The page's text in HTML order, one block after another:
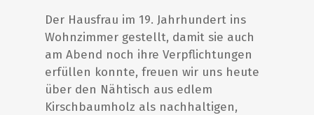
Der Hausfrau im 19. Jahrhundert ins
Wohnzimmer gestellt, damit sie auch
am Abend noch ihre Verpflichtungen
erfüllen konnte, freuen wir uns heute
über den Nähtisch aus edlem
Kirschbaumholz als nachhaltigen,